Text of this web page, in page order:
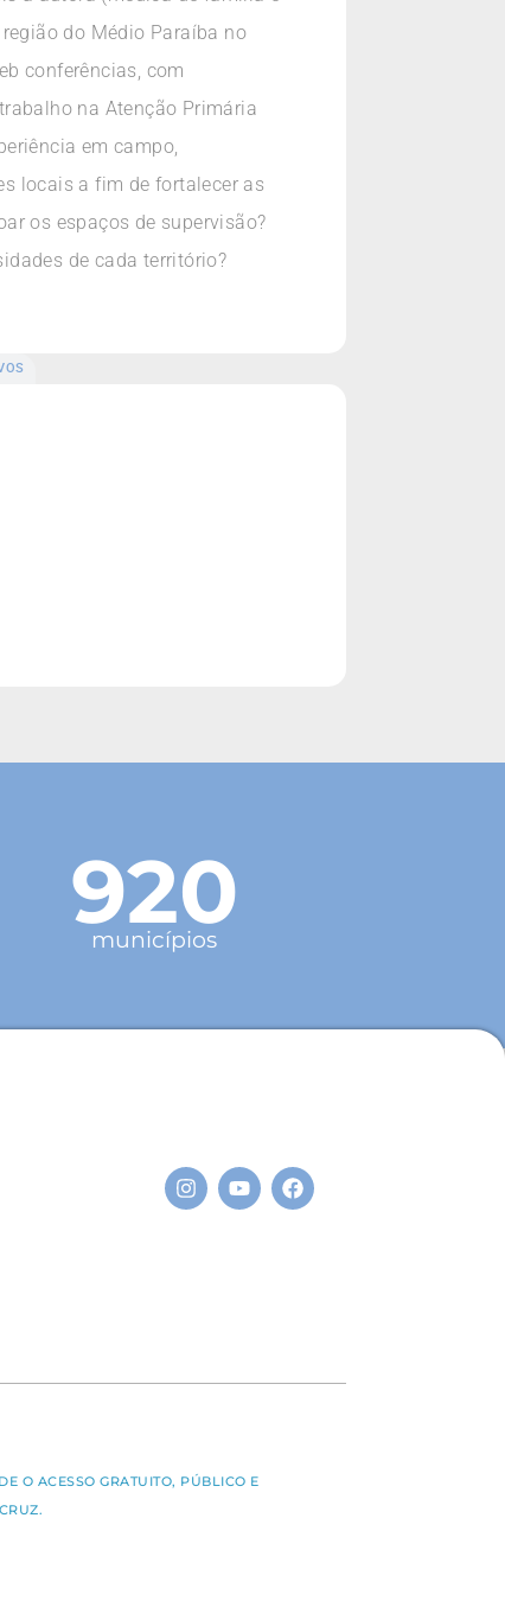
do Médio Paraíba no
conferências, com
na Atenção Primária
em campo,
locais a fim de fortalecer as
os espaços de supervisão?
de cada território?
920
municípios
O ACESSO GRATUITO, PÚBLICO E